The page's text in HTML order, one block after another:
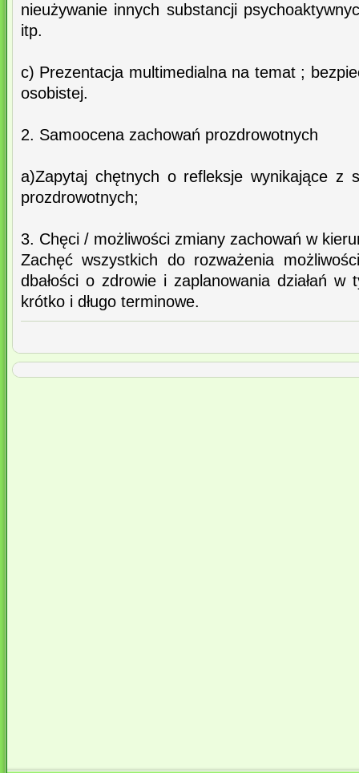
nieużywanie innych substancji
itp.
c) Prezentacja multimedialna na temat ;
osobistej.
2. Samoocena zachowań prozdrowotnych
a)Zapytaj chętnych o refleksje wynikające z
prozdrowotnych;
3. Chęci / możliwości zmiany zachowań w
Zachęć wszystkich do rozważenia
dbałości o zdrowie i zaplanowania działań w
krótko i długo terminowe.